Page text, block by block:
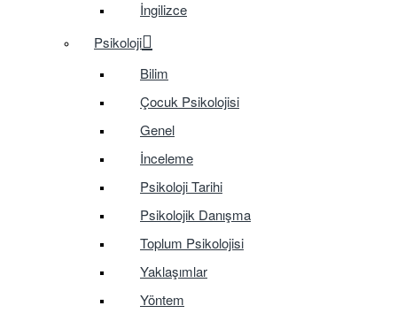
İngilizce
Psikoloji
Bilim
Çocuk Psikolojisi
Genel
İnceleme
Psikoloji Tarihi
Psikolojik Danışma
Toplum Psikolojisi
Yaklaşımlar
Yöntem